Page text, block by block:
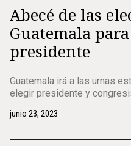
Abecé de las
Guatemala
presidente
Guatemala irá a las urnas
elegir presidente y
junio 23, 2023